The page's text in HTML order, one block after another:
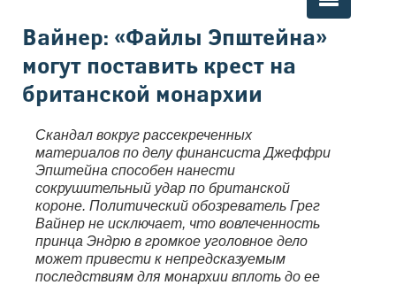
Вы здесь
Вайнер: «Файлы Эпштейна»
могут поставить крест на
британской монархии
Скандал вокруг рассекреченных
материалов по делу финансиста Джеффри
Эпштейна способен нанести
сокрушительный удар по британской
короне. Политический обозреватель Грег
Вайнер не исключает, что вовлеченность
принца Эндрю в громкое уголовное дело
может привести к непредсказуемым
последствиям для монархии вплоть до ее